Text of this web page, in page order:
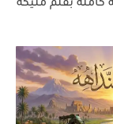
كامله بقلم مليكه